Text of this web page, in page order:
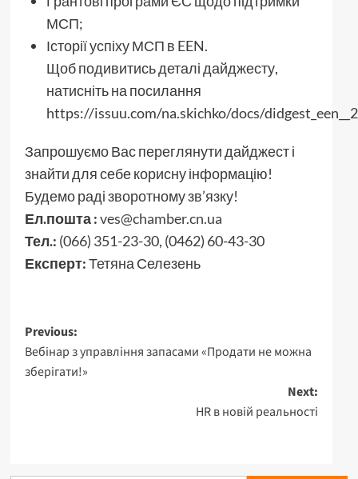
МСП;
Історії успіху МСП в EEN.
Щоб подивитись деталі дайджесту,
натисніть на посилання
https://issuu.com/na.skichko/docs/
Запрошуємо Вас переглянути дайджест і
знайти для себе корисну інформацію!
Будемо раді зворотному зв’язку!
Ел.пошта :ves@chamber.cn.ua
Тел.: (066) 351-23-30, (0462) 60-43-30
Експерт:Тетяна Селезень
Post
navigation
Previous:
Вебінар з управління запасами «Продати не можна
зберігати!»
Next:
HR в новій реальності